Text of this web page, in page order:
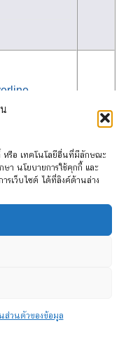
หรือ เทคโนโลยีอื่นที่มีลักษณะ
ษา นโยบายการใช้คุกกี้ และ
รเว็บไซต์ ได้ที่ลิงค์ด้านล่าง
ส่วนตัวของข้อมูล
ง, ขายึดถัง
NF 199
หรือ